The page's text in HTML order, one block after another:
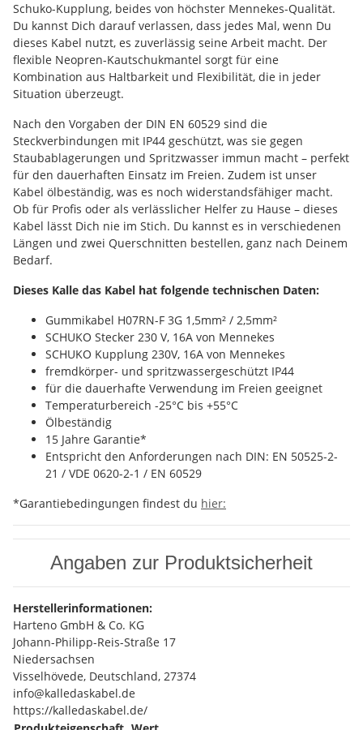
Schuko-Kupplung, beides von höchster Mennekes-Qualität.
Du kannst Dich darauf verlassen, dass jedes Mal, wenn Du
dieses Kabel nutzt, es zuverlässig seine Arbeit macht. Der
flexible Neopren-Kautschukmantel sorgt für eine
Kombination aus Haltbarkeit und Flexibilität, die in jeder
Situation überzeugt.
Nach den Vorgaben der DIN EN 60529 sind die
Steckverbindungen mit IP44 geschützt, was sie gegen
Staubablagerungen und Spritzwasser immun macht – perfekt
für den dauerhaften Einsatz im Freien. Zudem ist unser
Kabel ölbeständig, was es noch widerstandsfähiger macht.
Ob für Profis oder als verlässlicher Helfer zu Hause – dieses
Kabel lässt Dich nie im Stich. Du kannst es in verschiedenen
Längen und zwei Querschnitten bestellen, ganz nach Deinem
Bedarf.
Dieses Kalle das Kabel hat folgende technischen Daten:
Gummikabel H07RN-F 3G 1,5mm² / 2,5mm²
SCHUKO Stecker 230 V, 16A von Mennekes
SCHUKO Kupplung 230V, 16A von Mennekes
fremdkörper- und spritzwassergeschützt IP44
für die dauerhafte Verwendung im Freien geeignet
Temperaturbereich -25°C bis +55°C
Ölbeständig
15 Jahre Garantie*
Entspricht den Anforderungen nach DIN: EN 50525-2-
21 / VDE 0620-2-1 / EN 60529
*Garantiebedingungen findest du hier:
Angaben zur Produktsicherheit
Herstellerinformationen:
Harteno GmbH & Co. KG
Johann-Philipp-Reis-Straße 17
Niedersachsen
Visselhövede, Deutschland, 27374
info@kalledaskabel.de
https://kalledaskabel.de/